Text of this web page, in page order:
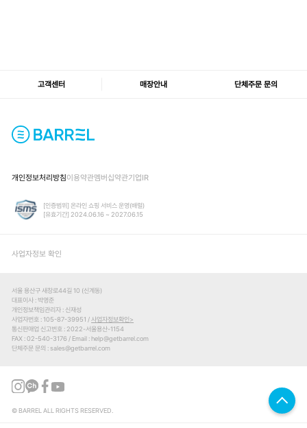
고객센터 매장안내 단체주문 문의
개인정보처리방침이용약관멤버십약관기업IR
[인증범위] 온라인 쇼핑 서비스 운영(배럴)
[유효기간] 2024.06.16 ~ 2027.06.15
사업자정보 확인
서울 용산구 새창로44길 10 (신계동)
대표이사
박영준
개인정보책임관리자
신재성
사업자번호
105-87-39951 /사업자정보확인
통신판매업 신고번호
2022-서울용산-1154
FAX 02-540-3176 Email help@getbarrel.com
단체주문 문의
sales@getbarrel.com
© BARREL ALL RIGHTS RESERVED.